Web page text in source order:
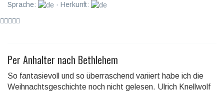
Sprache:
· Herkunft:
Per Anhalter nach Bethlehem
So fantasievoll und so überraschend variiert habe ich die
Weih­nachtsg­e­schich­te noch nicht gelesen. Ulrich Knellwolf